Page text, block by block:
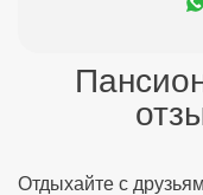
Отдыхайте с